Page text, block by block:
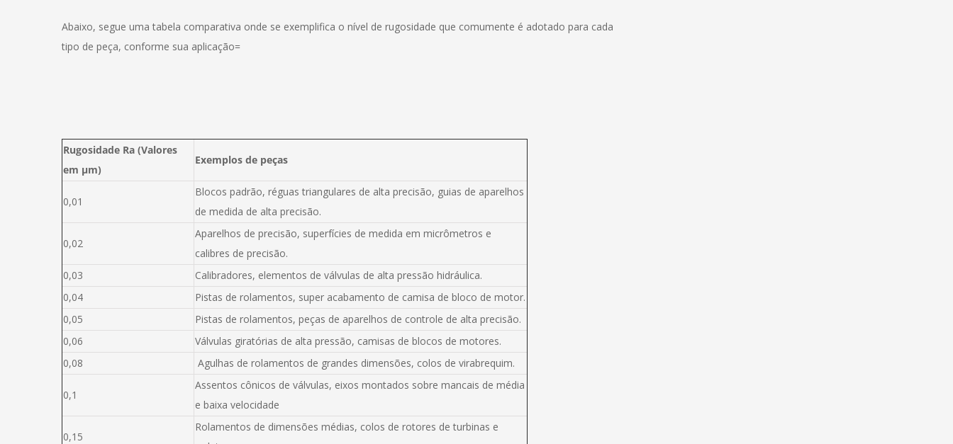
Abaixo, segue uma tabela comparativa onde se exemplifica o nível de rugosidade que comumente é adotado para cada
tipo de peça, conforme sua aplicação=
Rugosidade Ra (Valores
em μm)
Exemplos de peças
0,01
Blocos padrão, réguas triangulares de alta precisão, guias de aparelhos
de medida de alta precisão.
0,02
Aparelhos de precisão, superfícies de medida em micrômetros e
calibres de precisão.
0,03
Calibradores, elementos de válvulas de alta pressão hidráulica.
0,04
Pistas de rolamentos, super acabamento de camisa de bloco de motor.
0,05
Pistas de rolamentos, peças de aparelhos de controle de alta precisão.
0,06
Válvulas giratórias de alta pressão, camisas de blocos de motores.
0,08
Agulhas de rolamentos de grandes dimensões, colos de virabrequim.
0,1
Assentos cônicos de válvulas, eixos montados sobre mancais de média
e baixa velocidade
0,15
Rolamentos de dimensões médias, colos de rotores de turbinas e